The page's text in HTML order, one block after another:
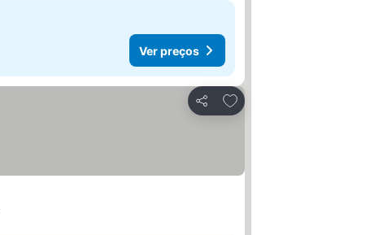
Ver preços
Partilhar
Adicionar aos favoritos